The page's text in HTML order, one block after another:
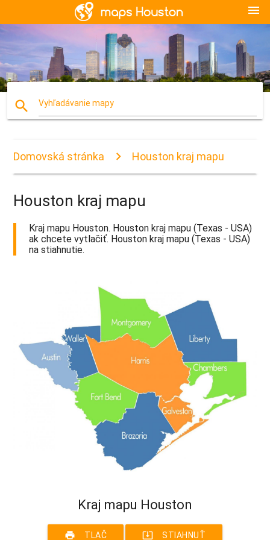
menu
search Vyhľadávanie mapy
Domovská stránka Houston kraj mapu
Houston kraj mapu
Kraj mapu Houston. Houston kraj mapu (Texas - USA)
ak chcete vytlačiť. Houston kraj mapu (Texas - USA)
na stiahnutie.
Kraj mapu Houston
print TLAČ system_update_alt STIAHNUŤ